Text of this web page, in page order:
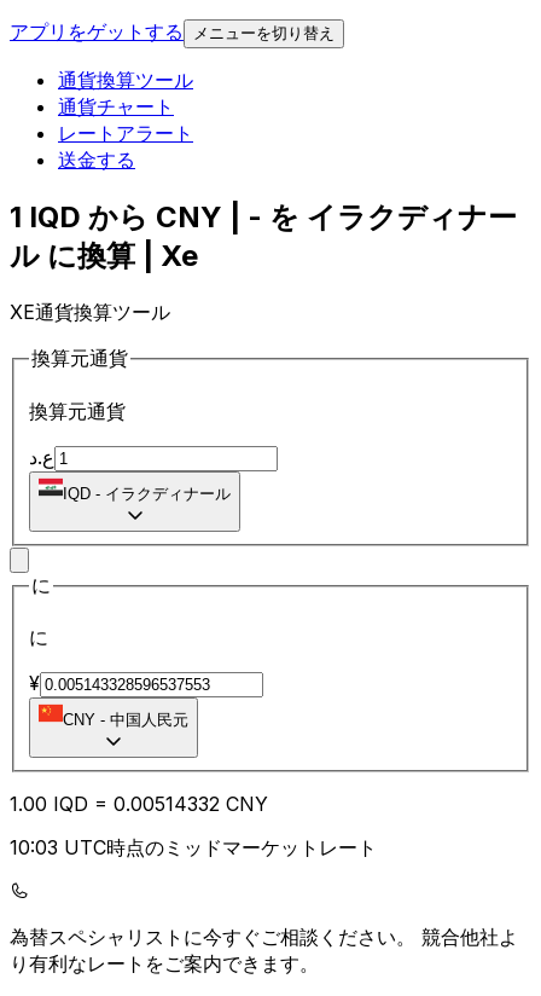
アプリをゲットする
メニューを切り替え
通貨換算ツール
通貨チャート
レートアラート
送金する
1 IQD から CNY | - を イラクディナー
ル に換算 | Xe
XE通貨換算ツール
換算元通貨
換算元通貨
ع.د
IQD - イラクディナール
に
に
¥
CNY - 中国人民元
1.00 IQD = 0.00514332 CNY
10:03 UTC時点のミッドマーケットレート
為替スペシャリストに今すぐご相談ください。 競合他社よ
り有利なレートをご案内できます。